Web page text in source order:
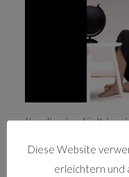
l’ordinaire lädt in
Diese Website
erleichtern und